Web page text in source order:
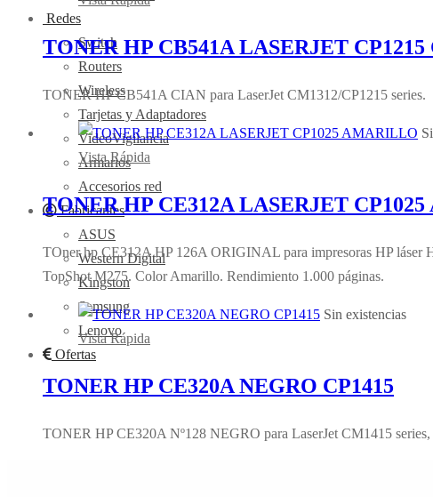
Redes
Switch
Routers
Wireless
Tarjetas y Adaptadores
VideoVigilancia
Armarios
Accesorios red
Fabricantes
ASUS
Western Digital
Kingston
Samsung
Lenovo
Ofertas
TONER HP CB541A LASERJET CP1215
TONER HP CB541A CIAN para LaserJet CM1312/CP1215 series.
Vista Rápida
TONER HP CE312A LASERJET
TOner hp CE312A HP 126A ORIGINAL para impresoras HP láser
TopShot M275. Color Amarillo. Rendimiento 1.000 páginas.
Sin existencias
Vista Rápida
TONER HP CE320A NEGRO CP1415
TONER HP CE320A Nº128 NEGRO para LaserJet CM1415 series,